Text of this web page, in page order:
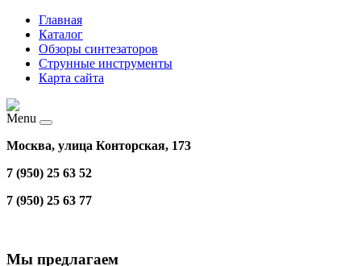
Главная
Каталог
Обзоры синтезаторов
Струнные инструменты
Карта сайта
Menu
Москва, улица Конторская, 173
7 (950) 25 63 52
7 (950) 25 63 77
Мы предлагаем